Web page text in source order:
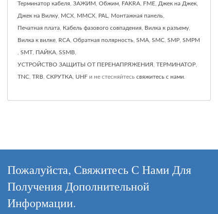
Терминатор кабеля, ЗАЖИМ , Обжим, FAKRA, FME, Джек на Джек,
Джек на Вилку, MCX, MMCX, PAL, Монтажная панель,
Печатная плата, Кабель фазового совпадения, Вилка к разъему,
Вилка к вилке, RCA, Обратная полярность, SMA, SMC, SMP, SMPM
, SMT, ПАЙКА, SSMB,
УСТРОЙСТВО ЗАЩИТЫ ОТ ПЕРЕНАПРЯЖЕНИЯ , ТЕРМИНАТОР,
TNC, TRB, СКРУТКА, UHF и не стесняйтесь свяжитесь с нами.
Пожалуйста, Свяжитесь С Нами Для
Получения Дополнительной
Информации.